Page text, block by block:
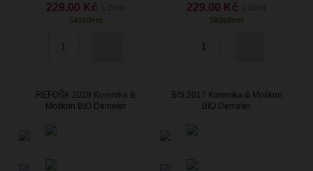
229.00 Kč
Skladem
229.00 Kč
Skladem
REFOŠK 2018 Korenika &
Moškon BIO Demeter
BIS 2017 Korenika & Moškon
BIO Demeter